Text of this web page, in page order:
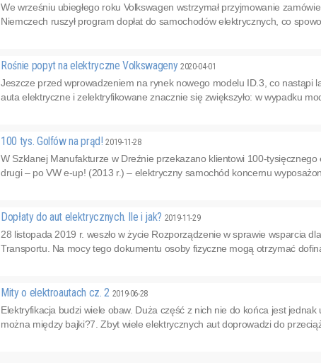
We wrześniu ubiegłego roku Volkswagen wstrzymał przyjmowanie
Niemczech ruszył program dopłat do samochodów elektrycznych, co
Rośnie popyt na elektryczne Volkswageny 2020-04-01
Jeszcze przed wprowadzeniem na rynek nowego modelu ID.3, co
auta elektryczne i zelektryfikowane znacznie się zwiększyło: w wypadku
100 tys. Golfów na prąd!2019-11-28
W Szklanej Manufakturze w Dreźnie przekazano klientowi 100-
drugi – po VW e-up! (2013 r.) – elektryczny samochód koncernu
Dopłaty do aut elektrycznych. Ile i jak? 2019-11-29
28 listopada 2019 r. weszło w życie Rozporządzenie w sprawie wsparcia
Transportu. Na mocy tego dokumentu osoby fizyczne mogą otrzymać
Mity o elektroautach cz. 2 2019-06-28
Elektryfikacja budzi wiele obaw. Duża część z nich nie do końca jest
można między bajki?7. Zbyt wiele elektrycznych aut doprowadzi do